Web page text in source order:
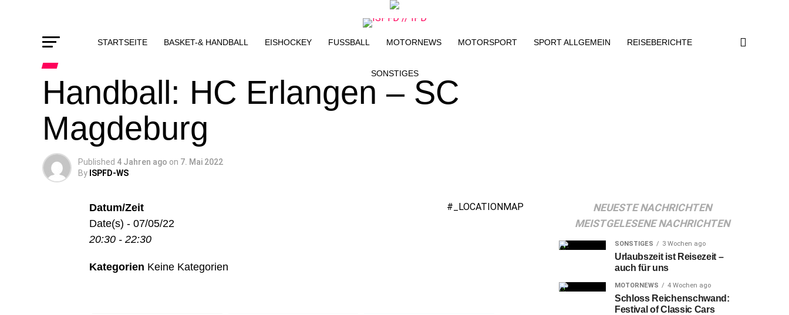
STARTSEITE BASKET-& HANDBALL EISHOCKEY FUSSBALL MOTORNEWS MOTORSPORT SPORT ALLGEMEIN REISEBERICHTE
SONSTIGES
Handball: HC Erlangen – SC
Magdeburg
Published 4 Jahren ago on 7. Mai 2022
By ISPFD-WS
#_LOCATIONMAP
Datum/Zeit
Date(s) - 07/05/22
20:30 - 22:30
Kategorien Keine Kategorien
NEUESTE NACHRICHTEN
MEISTGELESENE NACHRICHTEN
SONSTIGES 3 Wochen ago
Urlaubszeit ist Reisezeit –
auch für uns
MOTORNEWS 4 Wochen ago
Schloss Reichenschwand:
Festival of Classic Cars